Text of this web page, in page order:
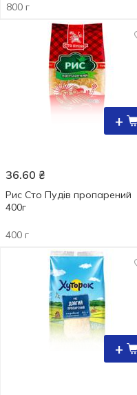
800 г
+
36.60 ₴
Рис Сто Пудів пропарений
400г
400 г
+